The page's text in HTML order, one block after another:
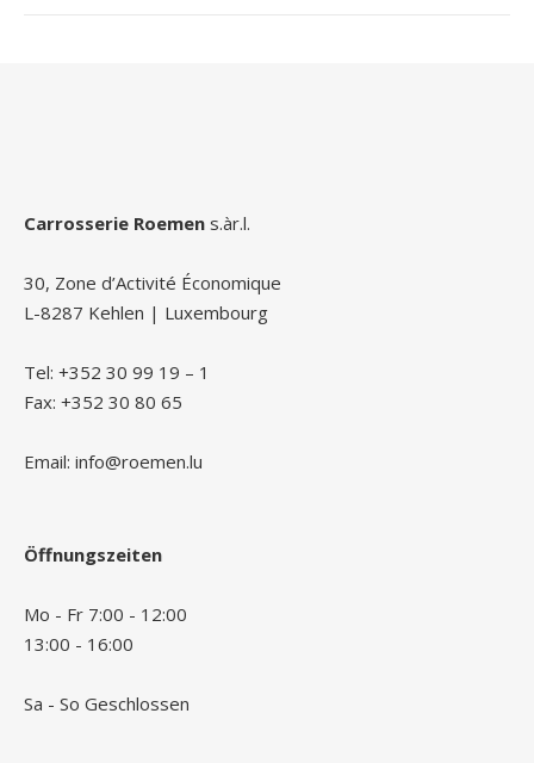
Carrosserie Roemen s.àr.l.
30, Zone d’Activité Économique
L-8287 Kehlen | Luxembourg
Tel: +352 30 99 19 – 1
Fax: +352 30 80 65
Email: info@roemen.lu
Öffnungszeiten
Mo - Fr 7:00 - 12:00
13:00 - 16:00
Sa - So Geschlossen